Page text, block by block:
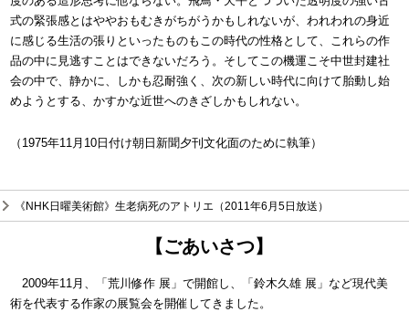
式の緊張感とはややおもむきがちがうかもしれないが、われわれの身近
に感じる生活の張りといったものもこの時代の性格として、これらの作
品の中に見逃すことはできないだろう。そしてこの機運こそ中世封建社
会の中で、静かに、しかも忍耐強く、次の新しい時代に向けて胎動し始
めようとする、かすかな近世へのきざしかもしれない。
（1975年11月10日付け朝日新聞夕刊文化面のために執筆）
《NHK日曜美術館》生老病死のアトリエ（2011年6月5日放送）
【ごあいさつ】
2009年11月、「荒川修作 展」で開館し、「鈴木久雄 展」など現代美
術を代表する作家の展覧会を開催してきました。